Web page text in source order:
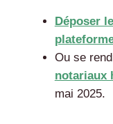
Déposer
Ou se
notariaux
mai 2025.